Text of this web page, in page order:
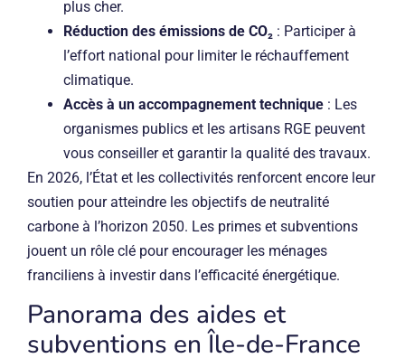
plus cher.
Réduction des émissions de CO₂ : Participer à
l’effort national pour limiter le réchauffement
climatique.
Accès à un accompagnement technique : Les
organismes publics et les artisans RGE peuvent
vous conseiller et garantir la qualité des travaux.
En 2026, l’État et les collectivités renforcent encore leur
soutien pour atteindre les objectifs de neutralité
carbone à l’horizon 2050. Les primes et subventions
jouent un rôle clé pour encourager les ménages
franciliens à investir dans l’efficacité énergétique.
Panorama des aides et
subventions en Île-de-France